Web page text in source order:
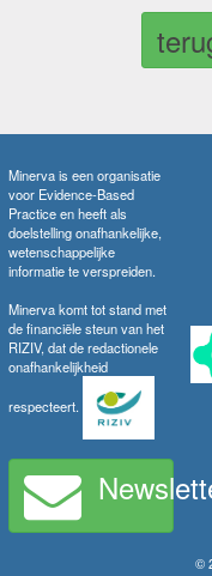
Minerva is een organisatie
voor Evidence-Based
Practice en heeft als
doelstelling onafhankelijke,
wetenschappelijke
informatie te verspreiden.
Minerva komt tot stand met
de financiële steun van het
RIZIV, dat de redactionele
onafhankelijkheid
respecteert.
©